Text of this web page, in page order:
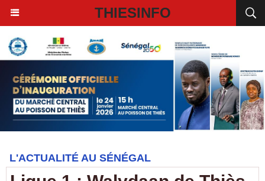
THIESINFO
L'ACTUALITÉ AU SÉNÉGAL